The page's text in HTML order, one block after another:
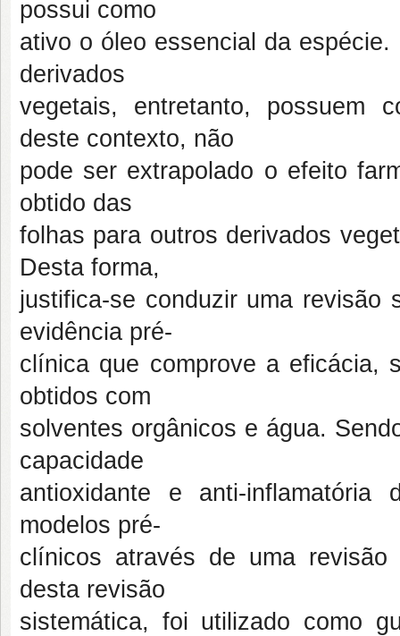
possui como
ativo o óleo essencial da
derivados
vegetais, entretanto, possuem
deste contexto, não
pode ser extrapolado o efeito
obtido das
folhas para outros derivados
Desta forma,
justifica-se conduzir uma revisão
evidência pré-
clínica que comprove a eficácia,
obtidos com
solventes orgânicos e água.
capacidade
antioxidante e anti-inflamatória
modelos pré-
clínicos através de uma
desta revisão
sistemática, foi utilizado como